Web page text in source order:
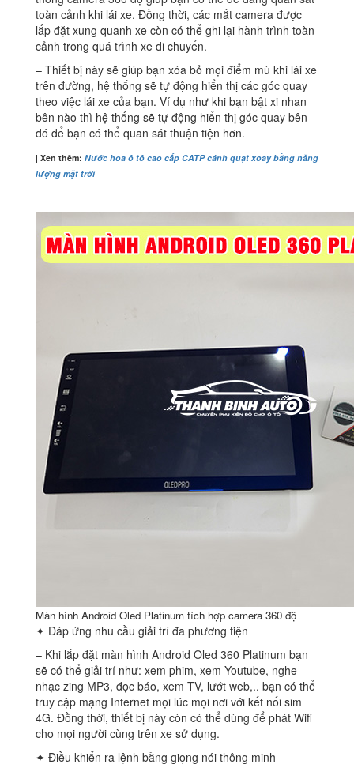
toàn cảnh khi lái xe. Đồng thời, các mắt camera được
lắp đặt xung quanh xe còn có thể ghi lại hành trình toàn
cảnh trong quá trình xe di chuyển.
– Thiết bị này sẽ giúp bạn xóa bỏ mọi điểm mù khi lái xe
trên đường, hệ thống sẽ tự động hiển thị các góc quay
theo việc lái xe của bạn. Ví dụ như khi bạn bật xi nhan
bên nào thì hệ thống sẽ tự động hiển thị góc quay bên
đó để bạn có thể quan sát thuận tiện hơn.
| Xen thêm: Nước hoa ô tô cao cấp CATP cánh quạt xoay bằng năng
lượng mặt trời
Màn hình Android Oled Platinum tích hợp camera 360 độ
✦ Đáp ứng nhu cầu giải trí đa phương tiện
– Khi lắp đặt màn hình Android Oled 360 Platinum bạn
sẽ có thể giải trí như: xem phim, xem Youtube, nghe
nhạc zing MP3, đọc báo, xem TV, lướt web,.. bạn có thể
truy cập mạng Internet mọi lúc mọi nơi với kết nối sim
4G. Đồng thời, thiết bị này còn có thể dùng để phát Wifi
cho mọi người cùng trên xe sử dụng.
✦ Điều khiển ra lệnh bằng giọng nói thông minh